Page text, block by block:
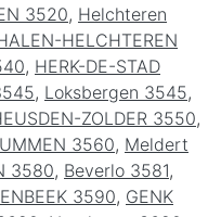
3520, Helchteren
HELCHTEREN
, HERK-DE-STAD
, Loksbergen 3545,
ZOLDER 3550,
3560, Meldert
3580, Beverlo 3581,
3590, GENK